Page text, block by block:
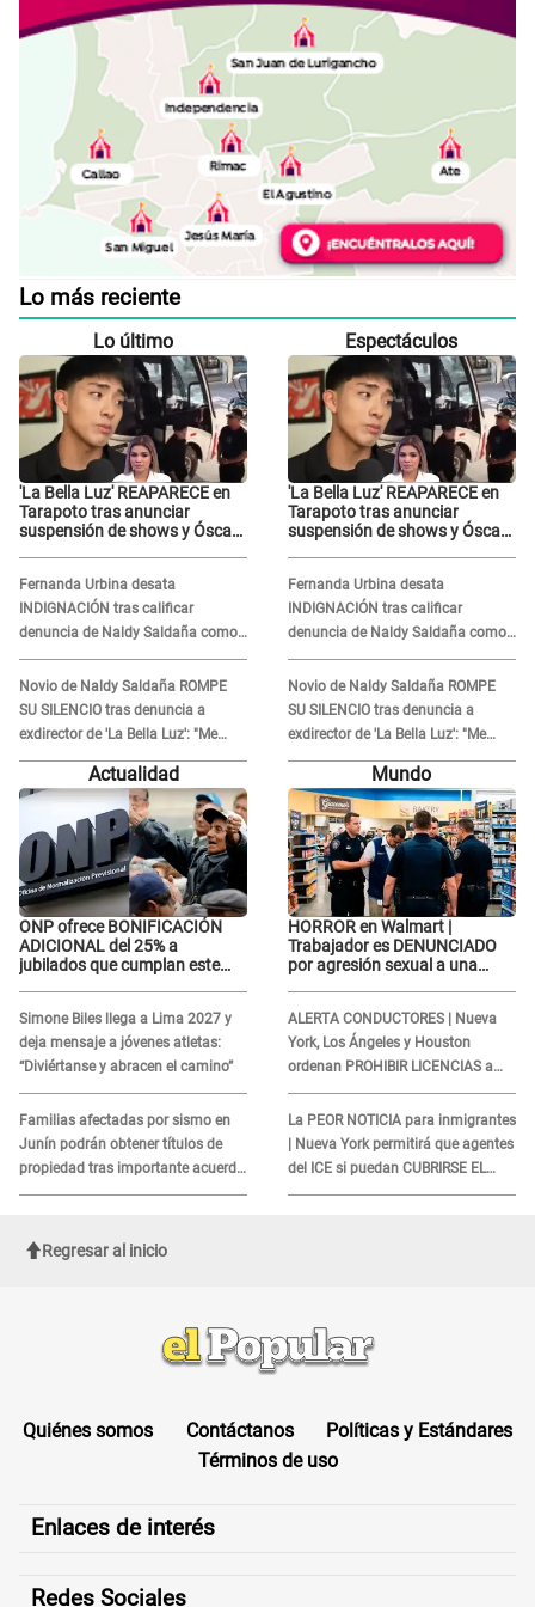
Lo más reciente
Lo último
'La Bella Luz' REAPARECE en
Tarapoto tras anunciar
suspensión de shows y Óscar
Fernanda Urbina desata
INDIGNACIÓN tras calificar
denuncia de Naldy Saldaña como
'acto bochornoso': "No es justo
atacar a otra mujer"
Novio de Naldy Saldaña ROMPE
SU SILENCIO tras denuncia a
exdirector de 'La Bella Luz': "Me
basta con que ella esté bien"
Espectáculos
'La Bella Luz' REAPARECE en
Tarapoto tras anunciar
suspensión de shows y Óscar
Fernanda Urbina desata
INDIGNACIÓN tras calificar
denuncia de Naldy Saldaña como
'acto bochornoso': "No es justo
atacar a otra mujer"
Novio de Naldy Saldaña ROMPE
SU SILENCIO tras denuncia a
exdirector de 'La Bella Luz': "Me
basta con que ella esté bien"
Actualidad
ONP ofrece BONIFICACIÓN
ADICIONAL del 25% a
jubilados que cumplan este
Simone Biles llega a Lima 2027 y
deja mensaje a jóvenes atletas:
“Diviértanse y abracen el camino”
Familias afectadas por sismo en
Junín podrán obtener títulos de
propiedad tras importante acuerdo
de Cofopri
Mundo
HORROR en Walmart |
Trabajador es DENUNCIADO
por agresión sexual a una
ALERTA CONDUCTORES | Nueva
York, Los Ángeles y Houston
ordenan PROHIBIR LICENCIAS a
quienes no presenten ESTE
DOCUMENTO
La PEOR NOTICIA para inmigrantes
| Nueva York permitirá que agentes
del ICE si puedan CUBRIRSE EL
ROSTRO
Regresar al inicio
Quiénes somos Contáctanos
Políticas y Estándares
Términos de uso
Enlaces de interés
Redes Sociales